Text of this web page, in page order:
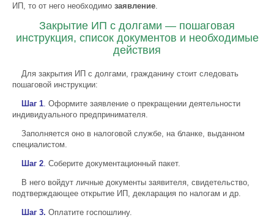
ИП, то от него необходимо заявление.
Закрытие ИП с долгами — пошаговая
инструкция, список документов и необходимые
действия
Для закрытия ИП с долгами, гражданину стоит следовать
пошаговой инструкции:
Шаг 1. Оформите заявление о прекращении деятельности
индивидуального предпринимателя.
Заполняется оно в налоговой службе, на бланке, выданном
специалистом.
Шаг 2. Соберите документационный пакет.
В него войдут личные документы заявителя, свидетельство,
подтверждающее открытие ИП, декларация по налогам и др.
Шаг 3. Оплатите госпошлину.